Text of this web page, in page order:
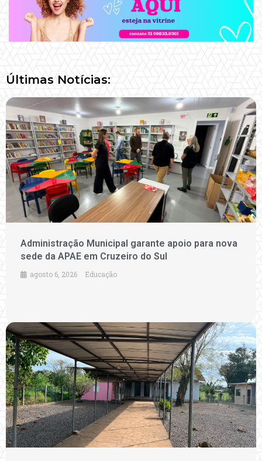
Últimas Notícias:
Administração Municipal garante apoio para nova
sede da APAE em Cruzeiro do Sul
agosto 6, 2026 Educação